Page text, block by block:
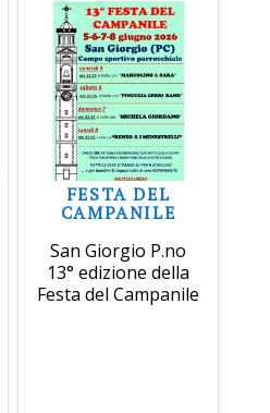
FESTA DEL
CAMPANILE
San Giorgio P.no
13° edizione della
Festa del Campanile